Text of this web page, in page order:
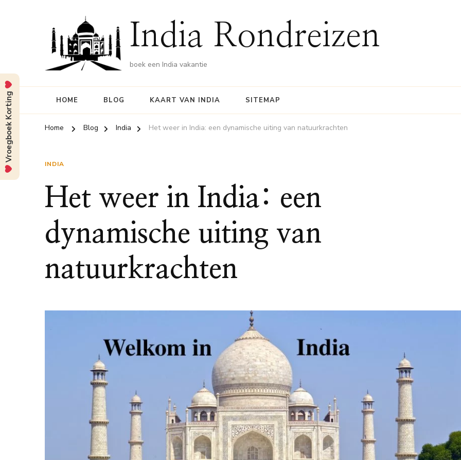
India Rondreizen
boek een India vakantie
HOME BLOG KAART VAN INDIA SITEMAP
Home Blog India Het weer in India: een dynamische uiting van natuurkrachten
INDIA
Het weer in India: een
dynamische uiting van
natuurkrachten
Vroegboek Korting